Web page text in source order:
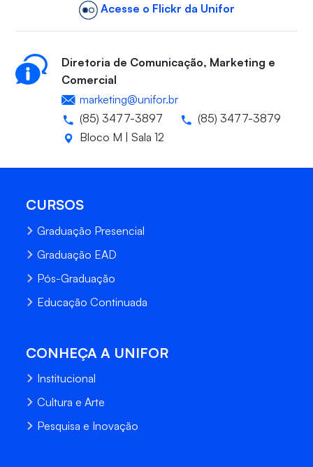
Acesse o Flickr da Unifor
Diretoria de Comunicação, Marketing e
Comercial
marketing@unifor.br
(85) 3477-3897
(85) 3477-3879
Bloco M | Sala 12
CURSOS
Graduação Presencial
Graduação EAD
Pós-Graduação
Educação Continuada
CONHEÇA A UNIFOR
Institucional
Cultura e Arte
Pesquisa e Inovação